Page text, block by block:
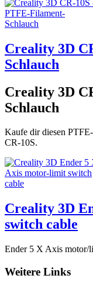
Creality 3D
Schlauch
Creality 3D
Schlauch
Kaufe dir diesen
CR-10S.
Creality 3D
switch cable
Ender 5 X Axis motor/
Weitere Links